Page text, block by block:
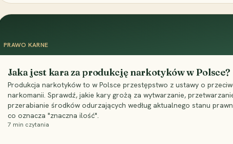
PRAWO KARNE
Jaka jest kara za produkcję narkotyków w Polsce?
Produkcja narkotyków to w Polsce przestępstwo z ustawy o
narkomanii. Sprawdź, jakie kary grożą za wytwarzanie,
przerabianie środków odurzających według aktualnego stanu
co oznacza "znaczna ilość".
7 min czytania